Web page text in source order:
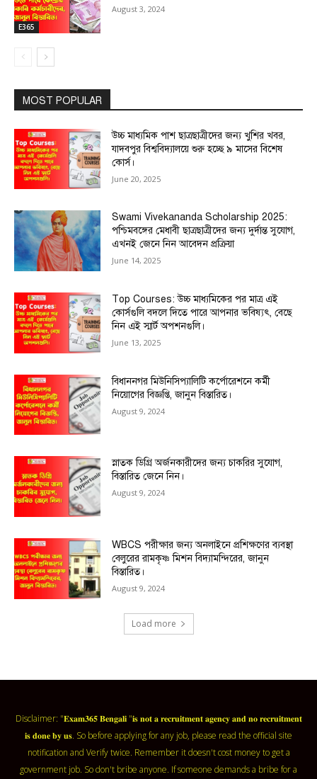
E365
August 3, 2024
MOST POPULAR
উচ্চ মাধ্যমিক পাশ ছাত্রছাত্রীদের জন্য খুশির খবর,
যাদবপুর বিশ্ববিদ্যালয়ে শুরু হচ্ছে ৯ মাসের বিশেষ
কোর্স।
June 20, 2025
Swami Vivekananda Scholarship 2025:
পশ্চিমবঙ্গের মেধাবী ছাত্রছাত্রীদের জন্য দুর্দান্ত সুযোগ,
এখনই জেনে নিন আবেদন প্রক্রিয়া
June 14, 2025
Top Courses: উচ্চ মাধ্যমিকের পর মাত্র এই
কোর্সগুলি বদলে দিতে পারে আপনার ভবিষ্যৎ, বেছে
নিন এই স্মার্ট অপশনগুলি।
June 13, 2025
বিধাননগর মিউনিসিপ্যালিটি কর্পোরেশনে কর্মী
নিয়োগের বিজ্ঞপ্তি, জানুন বিস্তারিত।
August 9, 2024
স্নাতক ডিগ্রি অর্জনকারীদের জন্য চাকরির সুযোগ,
বিস্তারিত জেনে নিন।
August 9, 2024
WBCS পরীক্ষার জন্য অনলাইনে প্রশিক্ষণের ব্যবস্থা
বেলুরের রামকৃষ্ণ মিশন বিদ্যামন্দিরের, জানুন
বিস্তারিত।
August 9, 2024
Load more
Disclaimer: "𝐄𝐱𝐚𝐦𝟑𝟔𝟓 𝐁𝐞𝐧𝐠𝐚𝐥𝐢 "𝐢𝐬 𝐧𝐨𝐭 𝐚 𝐫𝐞𝐜𝐫𝐮𝐢𝐭𝐦𝐞𝐧𝐭 𝐚𝐠𝐞𝐧𝐜𝐲 𝐚𝐧𝐝 𝐧𝐨 𝐫𝐞𝐜𝐫𝐮𝐢𝐭𝐦𝐞𝐧𝐭
𝐢𝐬 𝐝𝐨𝐧𝐞 𝐛𝐲 𝐮𝐬. So before applying for any job, please read the official site
notification and Verify twice. Remember it doesn't cost money to get a
government job. So don't bribe anyone. If someone demands a bribe for a